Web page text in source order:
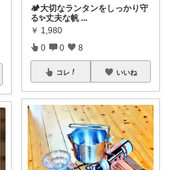
🏕️大切なランタンをしっかり守
る✨丈夫な帆 ...
￥ 1,980
0 0 8
コレ いいね